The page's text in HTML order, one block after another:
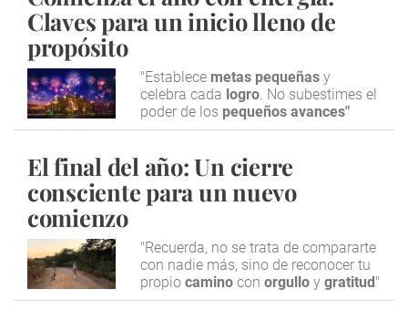
Claves para un inicio lleno de
propósito
"Establece metas pequeñas y
celebra cada logro. No subestimes el
poder de los pequeños avances"
El final del año: Un cierre
consciente para un nuevo
comienzo
"Recuerda, no se trata de compararte
con nadie más, sino de reconocer tu
propio caminoconorgullo y gratitud"